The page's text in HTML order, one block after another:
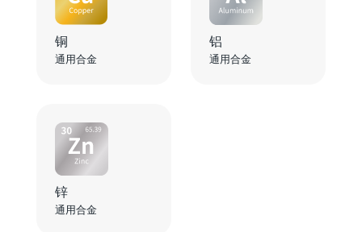
铜
通用合金
铝
通用合金
锌
通用合金